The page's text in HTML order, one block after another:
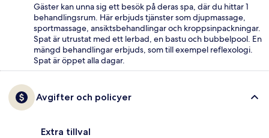
Gäster kan unna sig ett besök på deras spa, där du hittar 1
behandlingsrum. Här erbjuds tjänster som djupmassage,
sportmassage, ansiktsbehandlingar och kroppsinpackningar.
Spat är utrustat med ett lerbad, en bastu och bubbelpool. En
mängd behandlingar erbjuds, som till exempel reflexologi.
Spat är öppet alla dagar.
Avgifter och policyer
Extra tillval